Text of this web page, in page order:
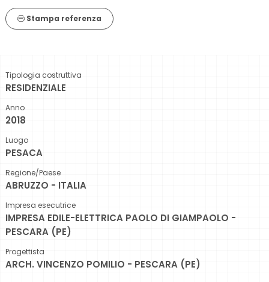
Stampa referenza
Tipologia costruttiva
RESIDENZIALE
Anno
2018
Luogo
PESACA
Regione/Paese
ABRUZZO - ITALIA
Impresa esecutrice
IMPRESA EDILE-ELETTRICA PAOLO DI GIAMPAOLO -
PESCARA (PE)
Progettista
ARCH. VINCENZO POMILIO - PESCARA (PE)